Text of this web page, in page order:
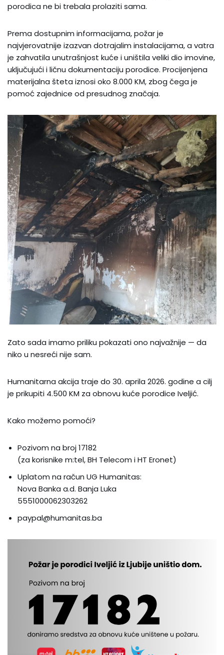
porodica ne bi trebala prolaziti sama.
Prema dostupnim informacijama, požar je
najvjerovatnije izazvan dotrajalim instalacijama, a vatra
je zahvatila unutrašnjost kuće i uništila veliki dio imovine,
uključujući i ličnu dokumentaciju porodice. Procijenjena
materijalna šteta iznosi oko 8.000 KM, zbog čega je
pomoć zajednice od presudnog značaja.
Zato sada imamo priliku pokazati ono najvažnije — da
niko u nesreći nije sam.
Humanitarna akcija traje do 30. aprila 2026. godine a cilj
je prikupiti 4.500 KM za obnovu kuće porodice Iveljić.
Kako možemo pomoći?
Pozivom na broj 17182
(za korisnike m:tel, BH Telecom i HT Eronet)
Uplatom na račun UG Humanitas:
Nova Banka a.d. Banja Luka
5551000062303262
paypal@humanitas.ba